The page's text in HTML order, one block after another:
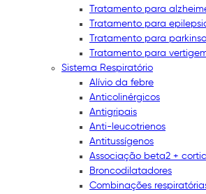
Tratamento para
Tratamento para
Tratamento para
Tratamento para
Sistema Respiratório
Alívio da febre
Anticolinérgicos
Antigripais
Anti-leucotrienos
Antitussígenos
Associação beta2 +
Broncodilatadores
Combinações